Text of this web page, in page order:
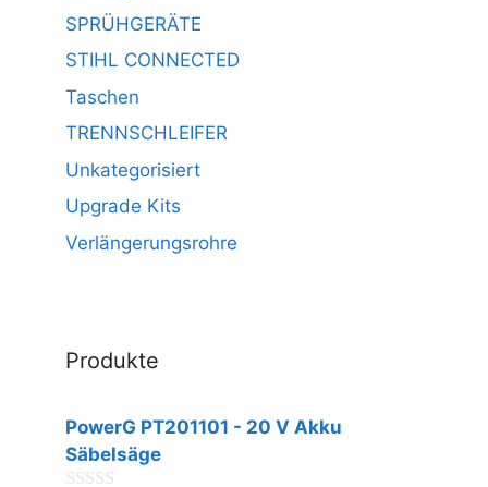
SPRÜHGERÄTE
STIHL CONNECTED
Taschen
TRENNSCHLEIFER
Unkategorisiert
Upgrade Kits
Verlängerungsrohre
Produkte
PowerG PT201101 - 20 V Akku
Säbelsäge